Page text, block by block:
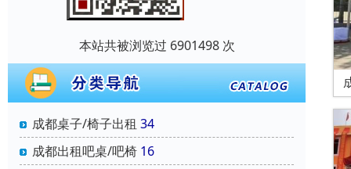
本站共被浏览过 6901498 次
成都桌子/椅子出租 34
成都出租吧桌/吧椅 16